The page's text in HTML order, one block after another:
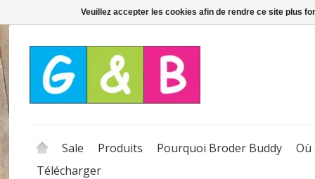
Sale Produits Pourquoi Broder Buddy
Où
Télécharger
Veuillez accepter les cookies afin de rendre ce site plus